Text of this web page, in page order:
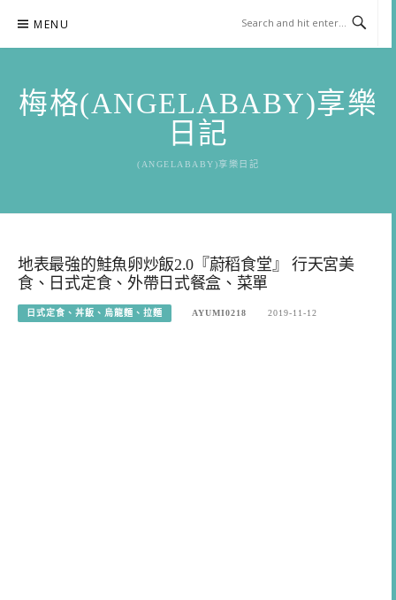
content
MENU
梅格(ANGELABABY)享樂
日記
(ANGELABABY)享樂日記
地表最強的鮭魚卵炒飯2.0『蔚稻食堂』 行天宮美
食、日式定食、外帶日式餐盒、菜單
日式定食、丼飯、烏龍麵、拉麵 AYUMI0218 2019-11-12